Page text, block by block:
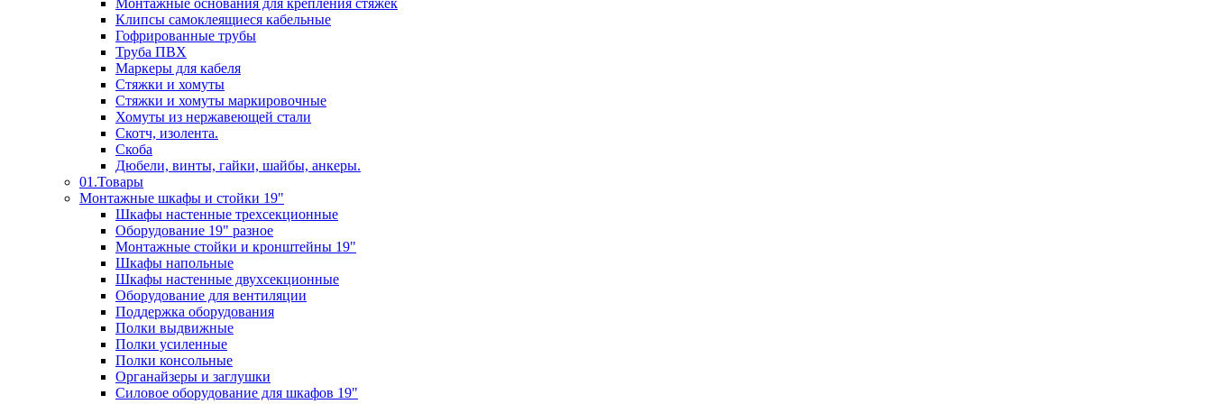
Монтажные основания для крепления стяжек
Клипсы самоклеящиеся кабельные
Гофрированные трубы
Труба ПВХ
Маркеры для кабеля
Стяжки и хомуты
Стяжки и хомуты маркировочные
Хомуты из нержавеющей стали
Скотч, изолента.
Скоба
Дюбели, винты, гайки, шайбы, анкеры.
01.Товары
Монтажные шкафы и стойки 19"
Шкафы настенные трехсекционные
Оборудование 19" разное
Монтажные стойки и кронштейны 19"
Шкафы напольные
Шкафы настенные двухсекционные
Оборудование для вентиляции
Поддержка оборудования
Полки выдвижные
Полки усиленные
Полки консольные
Органайзеры и заглушки
Силовое оборудование для шкафов 19"